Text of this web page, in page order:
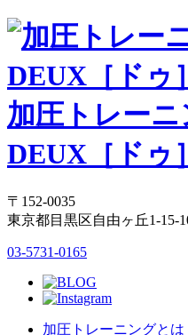
加圧トレー
DEUX［ドゥ］
〒152-0035
東京都目黒区自由ヶ丘1-15-
03-5731-0165
加圧トレーニングとは